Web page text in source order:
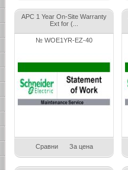
APC 1 Year On-Site Warranty
Ext for (...
№ WOE1YR-EZ-40
Сравни За цена